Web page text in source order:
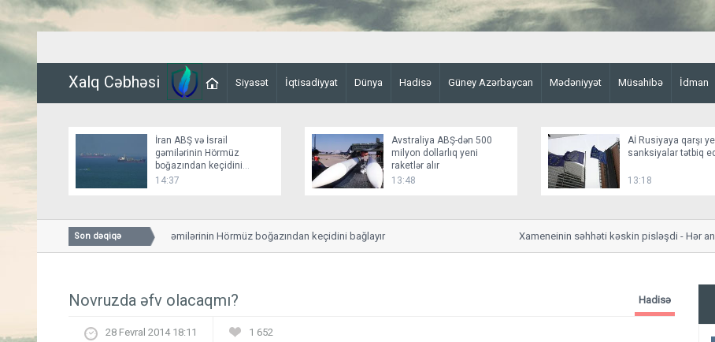
Xalq Cəbhəsi Siyasət İqtisadiyyat Dünya Hadisə Güney Azərbaycan Mədəniyyət Müsahibə İdman
İran ABŞ və İsrail
gəmilərinin Hörmüz
boğazından keçidini
bağlayır
14:37
Avstraliya ABŞ-dən 500
milyon dollarlıq yeni
raketlər alır
13:48
Aİ Rusiyaya qarşı
sanksiyalar tətbiq
13:18
Son dəqiqə
İran ABŞ və İsrail gəmilərinin Hörmüz boğazından keçidini bağlayır Xameneinin səhhəti kəskin pisləşdi - Hər an
Novruzda əfv olacaqmı? Hadisə
28 Fevral 2014 18:11 1 652